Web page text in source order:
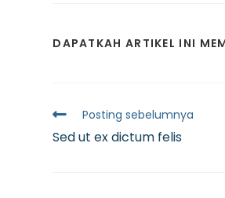
DAPATKAH ARTIKEL INI
Posting sebelumnya
Sed ut ex dictum felis